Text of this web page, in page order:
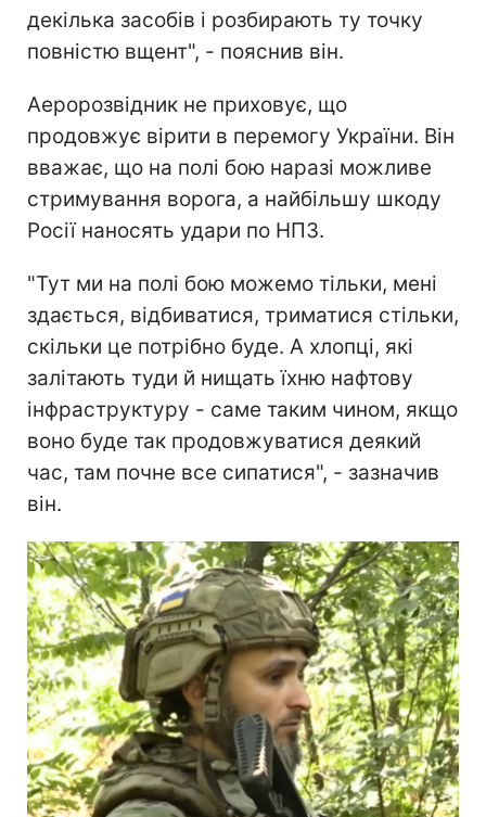
декілька засобів і розбирають ту точку
повністю вщент", - пояснив він.
Аеророзвідник не приховує, що
продовжує вірити в перемогу України. Він
вважає, що на полі бою наразі можливе
стримування ворога, а найбільшу шкоду
Росії наносять удари по НПЗ.
"Тут ми на полі бою можемо тільки, мені
здається, відбиватися, триматися стільки,
скільки це потрібно буде. А хлопці, які
залітають туди й нищать їхню нафтову
інфраструктуру - саме таким чином, якщо
воно буде так продовжуватися деякий
час, там почне все сипатися", - зазначив
він.